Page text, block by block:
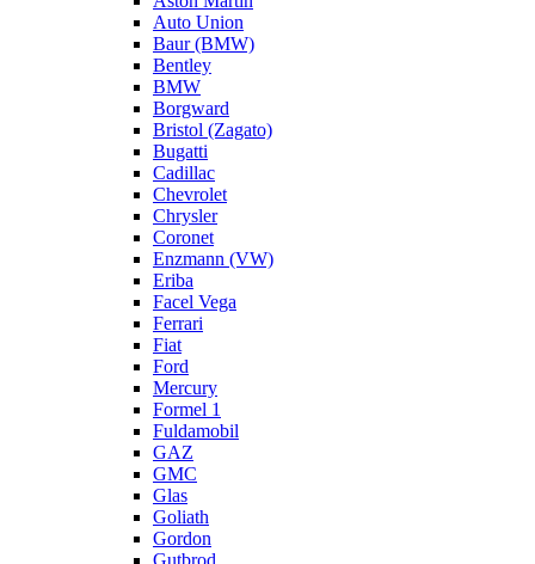
Auto Union
Baur (BMW)
Bentley
BMW
Borgward
Bristol (Zagato)
Bugatti
Cadillac
Chevrolet
Chrysler
Coronet
Enzmann (VW)
Eriba
Facel Vega
Ferrari
Fiat
Ford
Mercury
Formel 1
Fuldamobil
GAZ
GMC
Glas
Goliath
Gordon
Gutbrod